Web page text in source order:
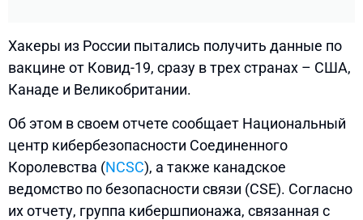
Хакеры из России пытались получить данные по
вакцине от Ковид-19, сразу в трех странах – США,
Канаде и Великобритании.
Об этом в своем отчете сообщает Национальный
центр кибербезопасности Соединенного
Королевства (NCSC), а также канадское
ведомство по безопасности связи (CSE). Согласно
их отчету, группа кибершпионажа, связанная с